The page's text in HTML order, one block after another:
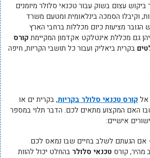
ביקוש עצום בשוק עבור טכנאי סלולר מיומנים
וקיבלו הסמכה בינלאומית ומטעם משרד
הגובר מציעות כיום מכללות ברחבי הארץ
גם מכללת אינטלקט אקדמון המקיימתקורס
בקרית ביאליק ועבור כל תושבי הקריות, חיפה
אלקורס טכנאי סלולר בקריות, בקרית ים או
האם המקצוע מתאים לכם. הדבר תלוי במספר
אישיים:
אם הגעתם לשלב בחיים שבו נמאס לכם
מהיר, קורס טכנאי סלולר בהחלט יכול להוות